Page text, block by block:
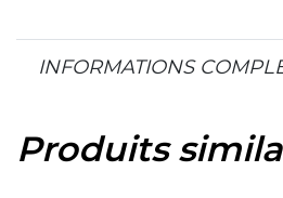
INFORMATIONS
Produits